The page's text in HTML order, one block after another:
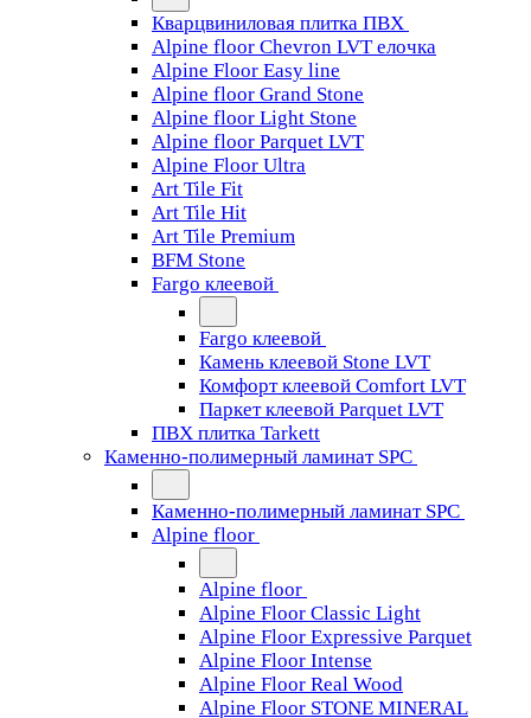
Кварцвиниловая плитка ПВХ
Alpine floor Chevron LVT елочка
Alpine Floor Easy line
Alpine floor Grand Stone
Alpine floor Light Stone
Alpine floor Parquet LVT
Alpine Floor Ultra
Art Tile Fit
Art Tile Hit
Art Tile Premium
BFM Stone
Fargo клеевой
Fargo клеевой
Камень клеевой Stone LVT
Комфорт клеевой Comfort LVT
Паркет клеевой Parquet LVT
ПВХ плитка Tarkett
Каменно-полимерный ламинат SPC
Каменно-полимерный ламинат SPC
Alpine floor
Alpine floor
Alpine Floor Classic Light
Alpine Floor Expressive Parquet
Alpine Floor Intense
Alpine Floor Real Wood
Alpine Floor STONE MINERAL